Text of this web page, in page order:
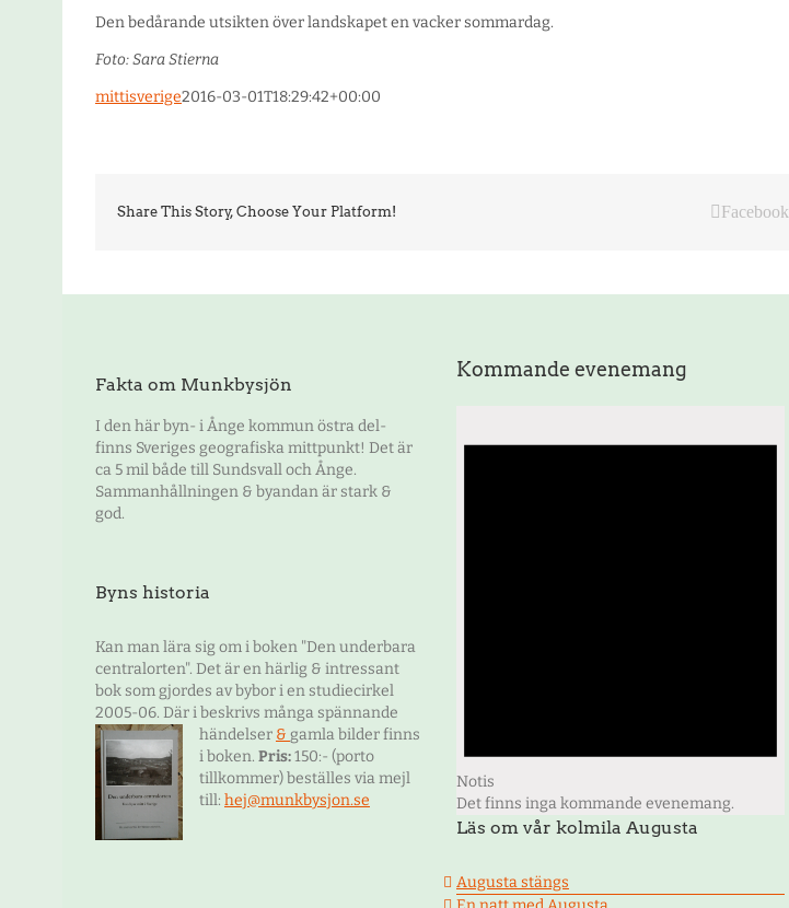
Den bedårande utsikten över landskapet en vacker sommardag.
Foto: Sara Stierna
mittisverige2016-03-01T18:29:42+00:00
Share This Story, Choose Your Platform! Facebook
Fakta om Munkbysjön
I den här byn- i Ånge kommun östra del-
finns Sveriges geografiska mittpunkt! Det är
ca 5 mil både till Sundsvall och Ånge.
Sammanhållningen & byandan är stark &
god.
Byns historia
Kan man lära sig om i boken "Den underbara
centralorten". Det är en härlig & intressant
bok som gjordes av bybor i en studiecirkel
2005-06. Där i beskrivs många spännande
händelser & gamla bilder finns
i boken. Pris:150:- (porto
tillkommer) beställes via mejl
till: hej@munkbysjon.se
Kommande evenemang
Notis
Det finns inga kommande evenemang.
Läs om vår kolmila Augusta
Augusta stängs